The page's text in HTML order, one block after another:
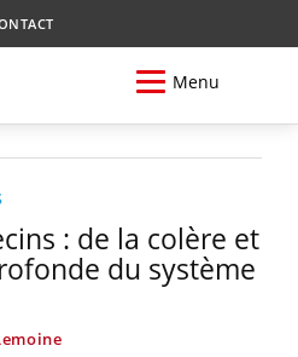
Menu
: de la colère et
du système